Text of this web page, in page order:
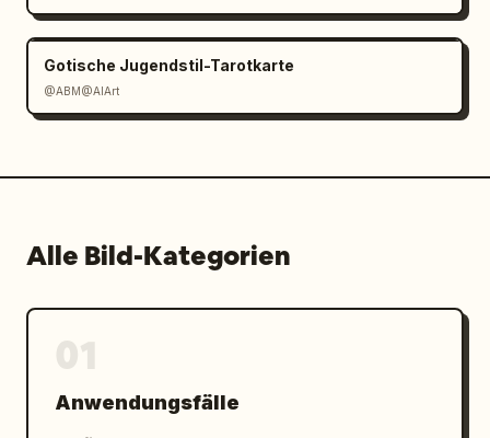
Gotische Jugendstil-Tarotkarte
@ABM@AIArt
Alle Bild-Kategorien
Anwendungsfälle